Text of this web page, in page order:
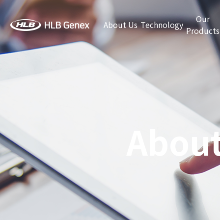
About Us Technology
Our
Products